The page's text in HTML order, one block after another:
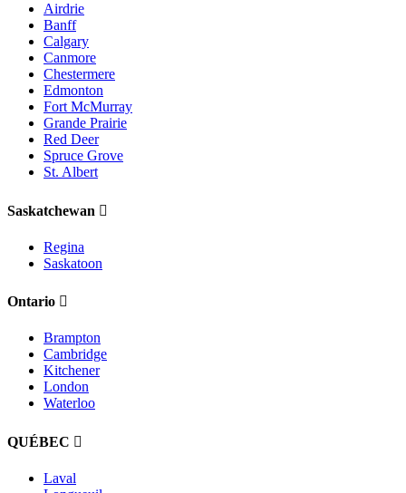
Airdrie
Banff
Calgary
Canmore
Chestermere
Edmonton
Fort McMurray
Grande Prairie
Red Deer
Spruce Grove
St. Albert
Saskatchewan
Regina
Saskatoon
Ontario
Brampton
Cambridge
Kitchener
London
Waterloo
QUÉBEC
Laval